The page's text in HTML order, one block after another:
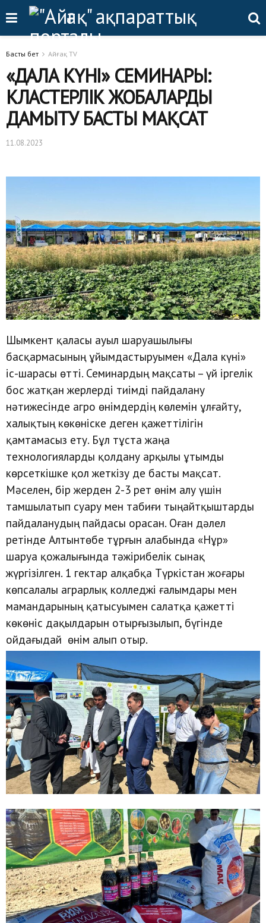
Басты бет Айғақ TV
«ДАЛА КҮНІ» СЕМИНАРЫ:
КЛАСТЕРЛІК ЖОБАЛАРДЫ
ДАМЫТУ БАСТЫ МАҚСАТ
11.08.2023
Шымкент қаласы ауыл шаруашылығы
басқармасының ұйымдастыруымен «Дала күні»
іс-шарасы өтті. Семинардың мақсаты – үй іргелік
бос жатқан жерлерді тиімді пайдалану
нәтижесінде агро өнімдердің көлемін ұлғайту,
халықтың көкөніске деген қажеттілігін
қамтамасыз ету. Бұл тұста жаңа
технологияларды қолдану арқылы ұтымды
көрсеткішке қол жеткізу де басты мақсат.
Мәселен, бір жерден 2-3 рет өнім алу үшін
тамшылатып суару мен табиғи тыңайтқыштарды
пайдаланудың пайдасы орасан. Оған дәлел
ретінде Алтынтөбе тұрғын алабында «Нұр»
шаруа қожалығында тәжірибелік сынақ
жүргізілген. 1 гектар алқабқа Түркістан жоғары
көпсалалы аграрлық колледжі ғалымдары мен
мамандарының қатысуымен салатқа қажетті
көкөніс дақылдарын отырғызылып, бүгінде
ойдағыдай өнім алып отыр.